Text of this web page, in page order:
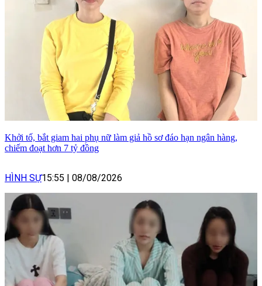
Khởi tố, bắt giam hai phụ nữ làm giả hồ sơ đáo hạn ngân hàng,
chiếm đoạt hơn 7 tỷ đồng
HÌNH SỰ15:55 | 08/08/2026